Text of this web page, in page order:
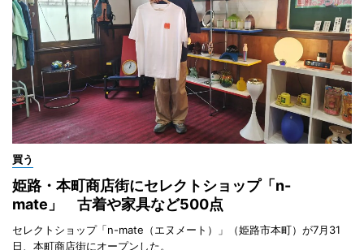
買う
姫路・本町商店街にセレクトショップ「n-
mate」 古着や家具など500点
セレクトショップ「n-mate（エヌメート）」（姫路市本町）が7月31
日、本町商店街にオープンした。